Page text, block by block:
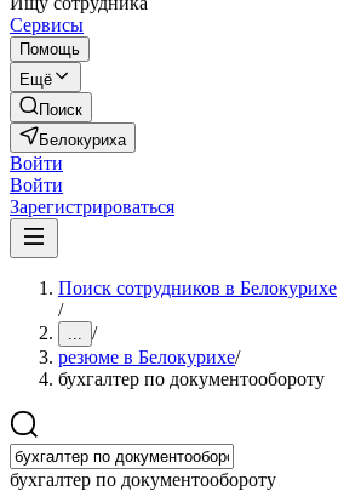
Сервисы
Помощь
Ещё
Поиск
Белокуриха
Войти
Войти
Зарегистрироваться
Поиск сотрудников в Белокурихе
/
... /
резюме в Белокурихе/
бухгалтер по документообороту
бухгалтер по документообороту